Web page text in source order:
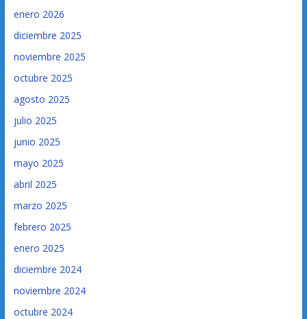
enero 2026
diciembre 2025
noviembre 2025
octubre 2025
agosto 2025
julio 2025
junio 2025
mayo 2025
abril 2025
marzo 2025
febrero 2025
enero 2025
diciembre 2024
noviembre 2024
octubre 2024